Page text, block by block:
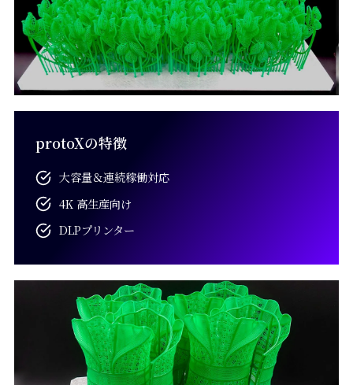
protoXの特徴
大容量＆連続稼働対応
4K 高生産向け
DLPプリンター